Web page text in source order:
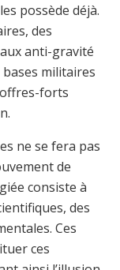
possède déjà.
des
anti-gravité
militaires
forts
ne se fera pas
de
consiste à
des
Ces
ces